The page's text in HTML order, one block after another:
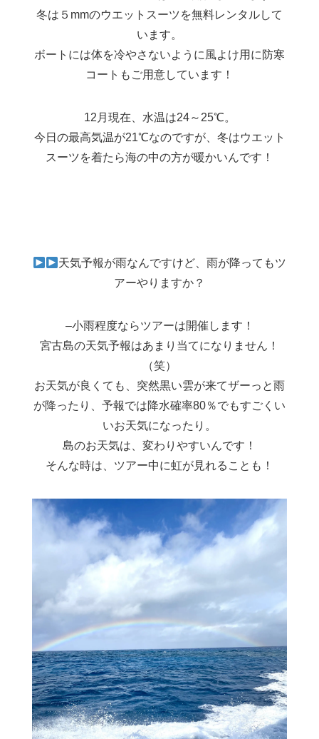
冬は５mmのウエットスーツを無料レンタルして
います。
ボートには体を冷やさないように風よけ用に防寒
コートもご用意しています！
12月現在、水温は24～25℃。
今日の最高気温が21℃なのですが、冬はウエット
スーツを着たら海の中の方が暖かいんです！
天気予報が雨なんですけど、雨が降ってもツ
アーやりますか？
–小雨程度ならツアーは開催します！
宮古島の天気予報はあまり当てになりません！
（笑）
お天気が良くても、突然黒い雲が来てザーっと雨
が降ったり、予報では降水確率80％でもすごくい
いお天気になったり。
島のお天気は、変わりやすいんです！
そんな時は、ツアー中に虹が見れることも！